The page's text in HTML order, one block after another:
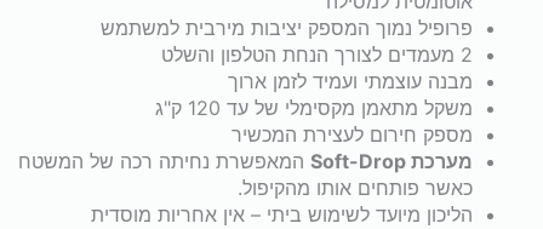
פרופיל נמוך המספק יציבות מירבית למשתמש
2 מעמדים לצורך הנחת הטלפון והשלט
מבנה עוצמתי ועמיד לזמן ארוך
משקל מתאמן מקסימלי של עד 120 ק"ג
מספק חירום לעצירת המכשיר
מערכת Soft-Drop המאפשרת נחיתה רכה של המשטח
כאשר פותחים אותו מהקיפול.
הליכון מיועד לשימוש ביתי – אין אחריות מוסדית